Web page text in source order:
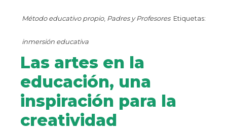
Método educativo propio, Padres y Profesores Etiquetas:
inmersión educativa
Las artes en la
educación, una
inspiración para la
creatividad